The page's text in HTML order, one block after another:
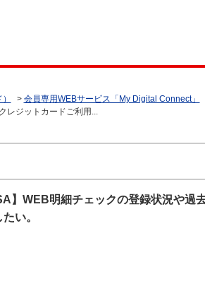
> 会員専用WEBサービス「My Digital Connect」
レジットカードご利用...
】WEB明細チェックの登録状況や過
い。